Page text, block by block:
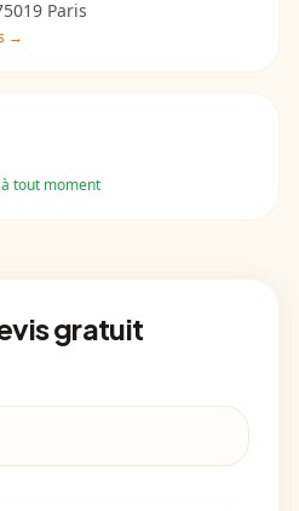
Paris
→
tout moment
gratuit